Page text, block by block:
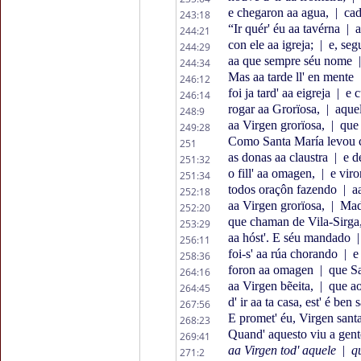
243:18
e chegaron aa agua, |
244:21
“Ir quér' éu aa tavérna |
244:29
con ele aa igreja; | e,
244:34
aa que sempre séu nome |
246:12
Mas aa tarde ll' en mente
246:14
foi ja tard' aa eigreja | e
248:9
rogar aa Grorïosa, |
249:28
aa Virgen grorïosa, | que
251
Como Santa María levou
251:32
as donas aa claustra | e
251:34
o fill' aa omagen, | e
252:18
todos oraçôn fazendo |
252:20
aa Virgen grorïosa, |
253:29
que chaman de Vila-
256:11
aa hóst'. E séu mandado |
258:36
foi-s' aa rúa chorando |
264:16
foron aa omagen | que
264:45
aa Virgen bẽeita, | que
267:56
d' ir aa ta casa, est' é ben
268:23
E promet' éu, Virgen
269:41
Quand' aquesto viu a
271:2
aa Virgen tod' aquele |